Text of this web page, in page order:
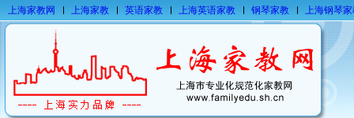
上海家教网 上海家教 英语家教 上海英语家教 钢琴家教 上海钢琴